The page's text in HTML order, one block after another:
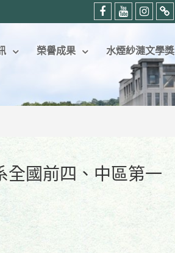
中
語
系
中
語
文
學
系
中
語
文
學
系
暨
中
文
系
考
榮譽成果 水煙紗漣文學獎
全國前四、中區第一